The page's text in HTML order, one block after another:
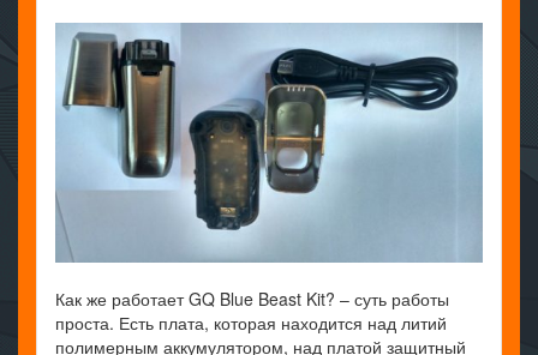
Как же работает GQ Blue Beast Kit? – суть работы
проста. Есть плата, которая находится над литий
полимерным аккумулятором, над платой защитный